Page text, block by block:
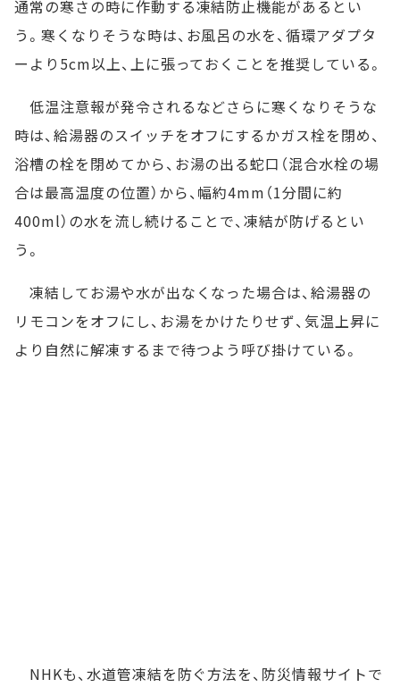
通常の寒さの時に作動する凍結防止機能があるとい
う。寒くなりそうな時は、お風呂の水を、循環アダプタ
ーより5cm以上、上に張っておくことを推奨している。
低温注意報が発令されるなどさらに寒くなりそうな
時は、給湯器のスイッチをオフにするかガス栓を閉め、
浴槽の栓を閉めてから、お湯の出る蛇口（混合水栓の場
合は最高温度の位置）から、幅約4mm（1分間に約
400ml）の水を流し続けることで、凍結が防げるとい
う。
凍結してお湯や水が出なくなった場合は、給湯器の
リモコンをオフにし、お湯をかけたりせず、気温上昇に
より自然に解凍するまで待つよう呼び掛けている。
NHKも、水道管凍結を防ぐ方法を、防災情報サイトで